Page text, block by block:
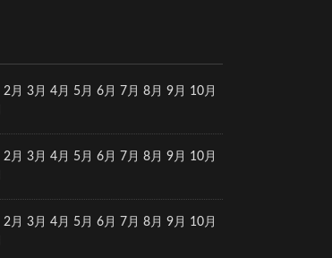
2月 3月 4月 5月 6月 7月 8月 9月
10月
2月 3月 4月 5月 6月 7月 8月 9月
10月
2月 3月 4月 5月 6月 7月 8月 9月
10月